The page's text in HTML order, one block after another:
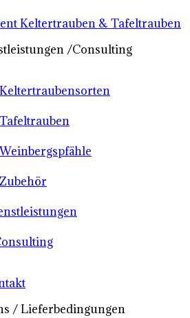
Keltertrauben & Tafeltrauben
/Consulting
/ Lieferbedingungen